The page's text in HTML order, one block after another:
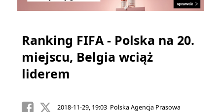
Ranking FIFA - Polska na 20.
miejscu, Belgia wciąż
liderem
2018-11-29, 19:03 Polska Agencja Prasowa